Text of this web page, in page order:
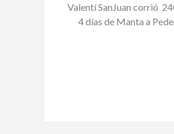
Valentí SanJuan corrió
4 días de Manta a